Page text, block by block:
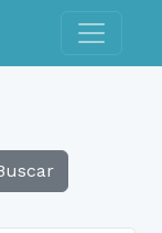
Toggle